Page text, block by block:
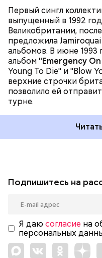
Первый сингл
выпущенный в 1992
Великобритании,
предложила
альбомов. В июне
альбом "Emergency
Young To Die" и "Blow
верхние строчки
позволило ей
турне.
Подпишитесь на
Я даю согласие на
персональных